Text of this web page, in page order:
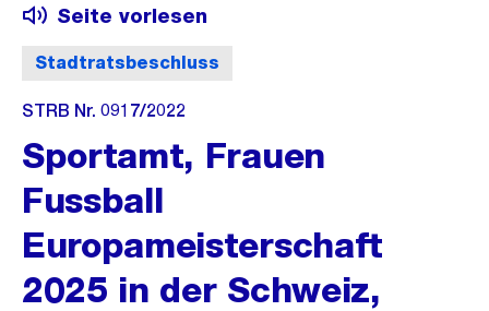
Stadtratsbeschluss
Seite vorlesen
STRB Nr. 0917/2022
Sportamt, Frauen
Fussball
Europameisterschaft
2025 in der Schweiz,